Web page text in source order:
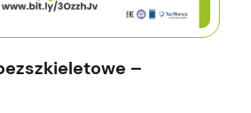
–